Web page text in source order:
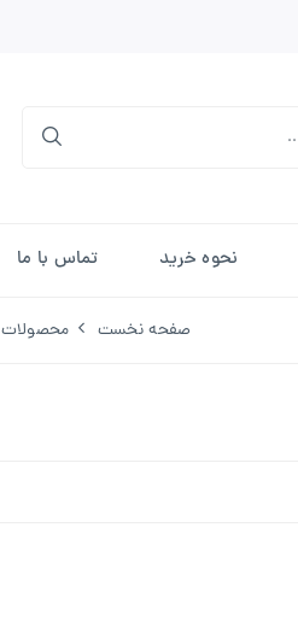
نحوه خرید تماس با ما
صفحه نخست محصولات